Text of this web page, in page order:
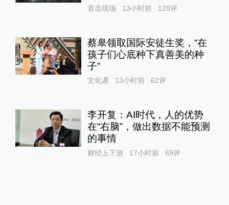
直击现场 13小时前 128评
蔡皋领取国际安徒生奖，“在
孩子们心底种下真善美的种
子”
文化课 13小时前 62评
李开复：AI时代，人的优势
在“右脑”，做出数据不能预测
的事情
财经上下游 17小时前 69评